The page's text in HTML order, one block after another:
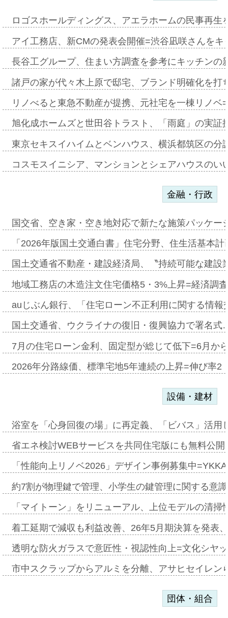
ロゴスホールディングス、アエラホームの民事再
アイ工務店、新CMの発表会開催=渋谷凪咲さんを
長谷工グループ、住まい方調査を参考にキッチン
諸戸の家が代々木上原で邸宅、ブランド明確化を
リノべると東急不動産が提携、元社宅を一棟リノ
旭化成ホームズと世田谷トラスト、「雨庭」の実
東京セキスイハイムとベンハウス、横浜都筑区の
コスモスイニシア、マンションとシェアハウスの
金融・行政
国交省、空き家・空き地対応で新たな施策パッケ
「2026年版国土交通白書」住宅分野、住生活基本
国土交通省不動産・建設経済局、〝持続可能な建
地域工務店の木造注文住宅価格5・3%上昇=経済調
auじぶん銀行、「住宅ローン不正利用に関する情
国土交通省、ウクライナの復旧・復興協力で署名
7月の住宅ローン金利、固定型が総じて低下=6月か
2026年分路線価、標準宅地5年連続の上昇=伸び率
設備・建材
浴室を「心身回復の場」に再定義、「ビバス」活
省エネ検討WEBサービスを共同住宅版にも無料公
「性能向上リノベ2026」デザイン事例募集中
約7割が物理鍵で管理、小学生の鍵管理に関する意
「マイトーン」をリニューアル、上位モデルの清
着工延期で減収も利益改善、26年5月期決算を発表
透明な防火ガラスで意匠性・視認性向上=文化シヤ
市中スクラップからアルミを分離、アサヒセイレ
団体・組合